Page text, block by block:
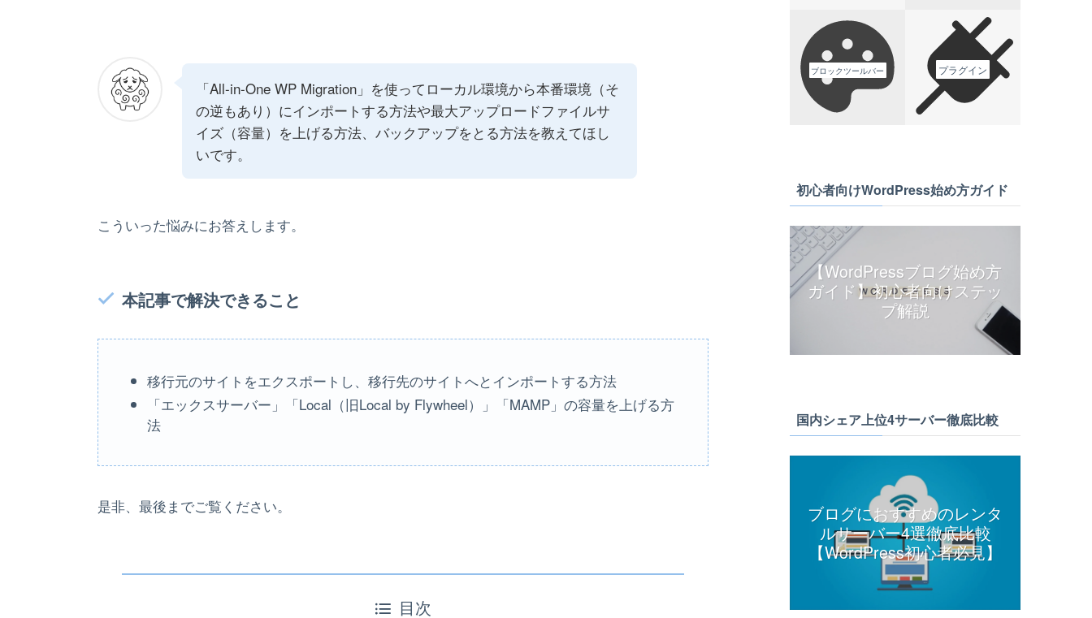
「All-in-One WP Migration」を使ってローカル環境から本番環境（そ
の逆もあり）にインポートする方法や最大アップロードファイルサ
イズ（容量）を上げる方法、バックアップをとる方法を教えてほし
いです。
こういった悩みにお答えします。
本記事で解決できること
移行元のサイトをエクスポートし、移行先のサイトへとインポートする方法
「エックスサーバー」「Local（旧Local by Flywheel）」「MAMP」の容量を上げる方
法
是非、最後までご覧ください。
目次
ブロックツールバー プラグイン
初心者向けWordPress始め方ガイド
【WordPressブログ始め方
ガイド】初心者向けステッ
プ解説
国内シェア上位4サーバー徹底比較
ブログにおすすめのレンタ
ルサーバー4選徹底比較
【WordPress初心者必見】